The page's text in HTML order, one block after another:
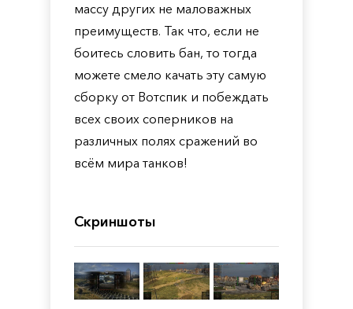
массу других не маловажных
преимуществ. Так что, если не
боитесь словить бан, то тогда
можете смело качать эту самую
сборку от Вотспик и побеждать
всех своих соперников на
различных полях сражений во
всём мира танков!
Скриншоты